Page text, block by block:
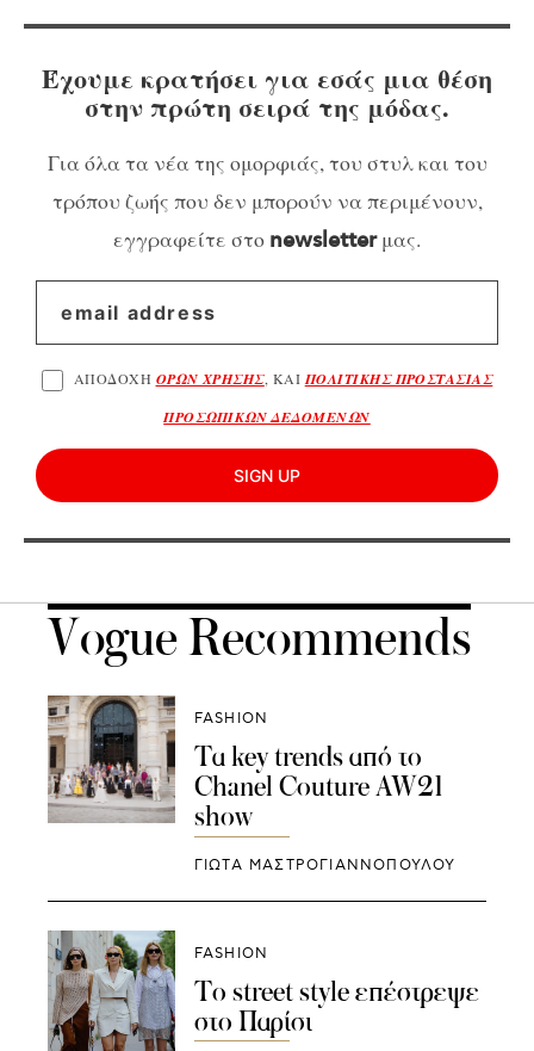
Έχουμε κρατήσει για εσάς μια θέση
στην πρώτη σειρά της μόδας.
Για όλα τα νέα της ομορφιάς, του στυλ και του
τρόπου ζωής που δεν μπορούν να περιμένουν,
εγγραφείτε στο newsletterμας.
ΑΠΟΔΟΧΗ ΟΡΩΝ ΧΡΗΣΗΣ, ΚΑΙ ΠΟΛΙΤΙΚΗΣ ΠΡΟΣΤΑΣΙΑΣ
ΠΡΟΣΩΠΙΚΩΝ ΔΕΔΟΜΕΝΩΝ
SIGN UP
Vogue Recommends
FASHION
Τα key trends από τo
Chanel Couture AW21
show
ΓΙΩΤΑ ΜΑΣΤΡΟΓΙΑΝΝΟΠΟΥΛΟΥ
FASHION
To street style επέστρεψε
στο Παρίσι